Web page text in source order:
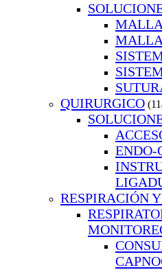
QUIRURGICO
ENDO-
RESPIRACIÓN